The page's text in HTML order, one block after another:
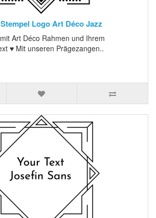
Logo Art Déco Jazz
Art Déco Rahmen und Ihrem
♥ Mit unseren Prägezangen..